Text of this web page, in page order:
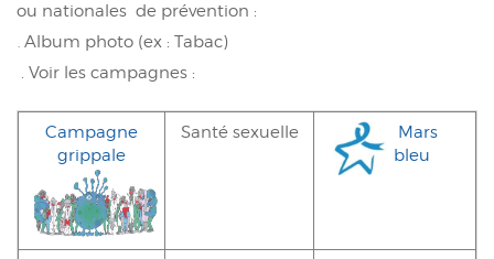
ou nationales de prévention :
Album photo (ex : Tabac)
les campagnes :
Campagne
grippale
Santé sexuelle
Mars
bleu